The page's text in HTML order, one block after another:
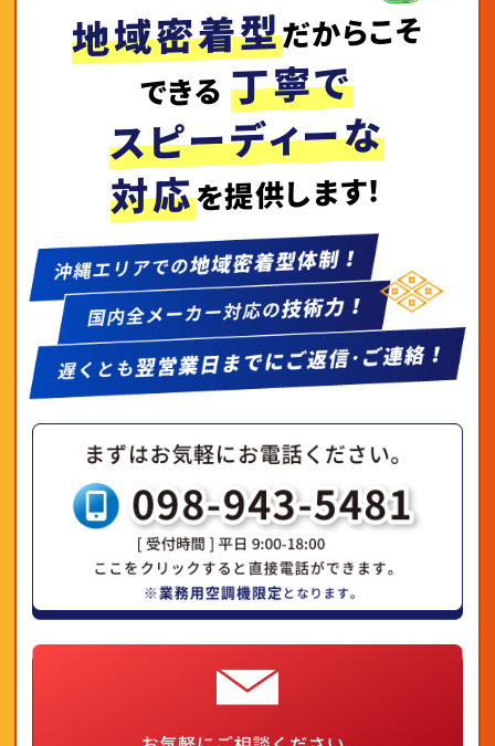
地域密着型だからこそ
できる 丁寧で
スピーディーな
対応を提供します！